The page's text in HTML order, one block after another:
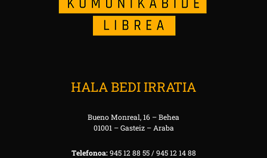
HALA BEDI IRRATIA
Bueno Monreal, 16 – Behea
01001 – Gasteiz – Araba
Telefonoa:945 12 88 55 / 945 12 14 88